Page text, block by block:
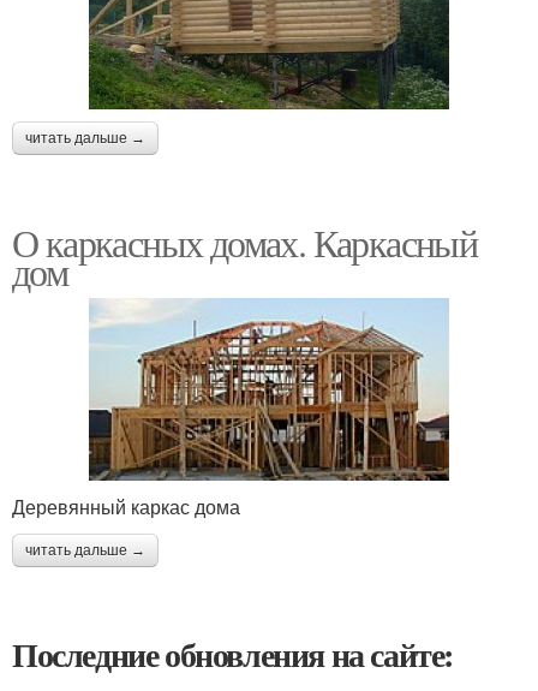
читать дальше →
О каркасных домах. Каркасный
дом
Деревянный каркас дома
читать дальше →
Последние обновления на сайте: